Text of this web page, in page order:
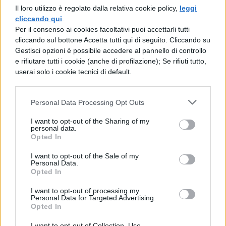
Il loro utilizzo è regolato dalla relativa cookie policy, leggi
cliccando qui
Per il consenso ai cookies facoltativi puoi accettarli tutti
cliccando sul bottone Accetta tutti qui di seguito. Cliccando su
Gestisci opzioni è possibile accedere al pannello di controllo
e rifiutare tutti i cookie (anche di profilazione); Se rifiuti tutto,
userai solo i cookie tecnici di default.
Personal Data Processing Opt Outs
I want to opt-out of the Sharing of my
personal data.
Opted In
I want to opt-out of the Sale of my
Personal Data.
Opted In
I want to opt-out of processing my
Personal Data for Targeted Advertising.
Opted In
recarsi a Genova, dove dipinge i ritratti di
Brigida Spinola Doria e Gian Carlo Doria a
cavallo. Entra quindi in rapporto con gli
oratoriani per i quali dipinge la pala
L’adorazione della Vergine nello scomparto
centrale e due gruppi di santi ai lati. Carico
di impetuosa energia dinamica e spaziale e
vivacizzato da una pittura calda e sontuosa,
il dipinto costituisce una straordinaria
anticipazione di temi e valori che saranno